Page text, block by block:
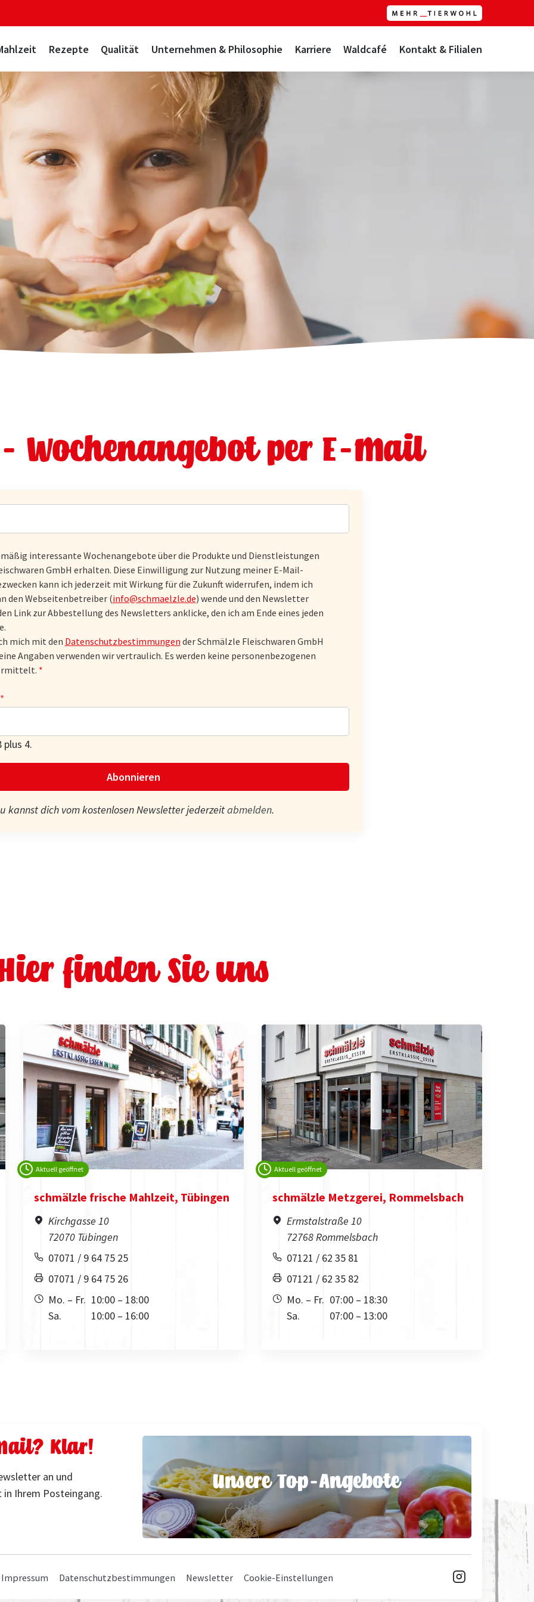
Rezepte Qualität Unternehmen & Philosophie Karriere Waldcafé Kontakt & Filialen
Wochenangebot per E-Mail
interessante Wochenangebote über die Produkte und Dienstleistungen
GmbH erhalten. Diese Einwilligung zur Nutzung meiner E-Mail-
kann ich jederzeit mit Wirkung für die Zukunft widerrufen, indem ich
den Webseitenbetreiber (info@schmaelzle.de) wende und den Newsletter
Link zur Abbestellung des Newsletters anklicke, den ich am Ende eines jeden
mich mit den Datenschutzbestimmungen der Schmälzle Fleischwaren GmbH
Angaben verwenden wir vertraulich. Es werden keine personenbezogenen
*
plus 4.
Abonnieren
kannst dich vom kostenlosen Newsletter jederzeitabmelden.
finden Sie uns
Aktuell geöffnet
schmälzle frische Mahlzeit, Tübingen
Kirchgasse 10
72070 Tübingen
07071 / 9 64 75 25
07071 / 9 64 75 26
Mo. – Fr. 10:00 – 18:00
Sa.
10:00 – 16:00
Aktuell geöffnet
schmälzle Metzgerei, Rommelsbach
Ermstalstraße 10
72768 Rommelsbach
07121 / 62 35 81
07121 / 62 35 82
Mo. – Fr. 07:00 – 18:30
Sa.
07:00 – 13:00
Klar!
an und
in Ihrem Posteingang.
Unsere Top-Angebote
Navigation
Impressum Datenschutzbestimmungen Newsletter Cookie-Einstellungen 